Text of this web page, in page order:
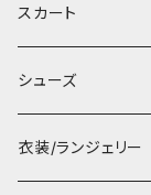
スカート
シューズ
衣装/ランジェリー